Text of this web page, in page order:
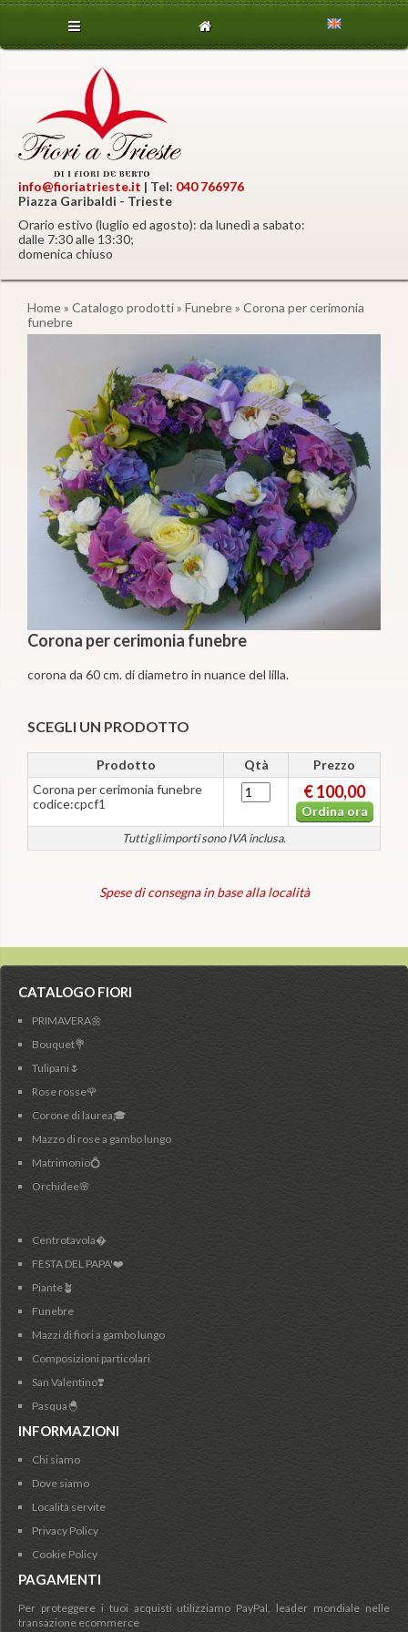
info@fioriatrieste.it | Tel: 040 766976
Piazza Garibaldi - Trieste
Orario estivo (luglio ed agosto): da lunedì a sabato:
dalle 7:30 alle 13:30;
domenica chiuso
Home» Catalogo prodotti» Funebre» Corona per cerimonia
funebre
Corona per cerimonia funebre
corona da 60 cm. di diametro in nuance del lilla.
SCEGLI UN PRODOTTO
Prodotto Qtà Prezzo
Tutti gli importi sono IVA inclusa.
Corona per cerimonia funebre
codice:cpcf1
€ 100,00
Ordina ora
Spese di consegna in base alla località
CATALOGO FIORI
PRIMAVERA🌼
Bouquet💐
Tulipani🌷
Rose rosse🌹
Corone di laurea🎓
Mazzo di rose a gambo lungo
Matrimonio💍
Orchidee🌸
Centrotavola�
FESTA DEL PAPA'❤️
Piante🪴
Funebre
Mazzi di fiori a gambo lungo
Composizioni particolari
San Valentino❣️
Pasqua🐣
INFORMAZIONI
Chi siamo
Dove siamo
Località servite
Privacy Policy
Cookie Policy
PAGAMENTI
Per proteggere i tuoi acquisti utilizziamo PayPal, leader mondiale nelle
transazione ecommerce